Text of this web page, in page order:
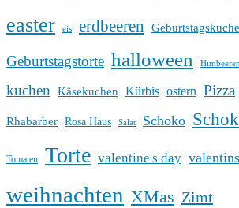
easter eis erdbeeren
Geburtstagstorte halloween Himbeeren
kuchen Käsekuchen Kürbis ostern Pizza
Rhabarber Rosa Haus Salat Schoko
Tomaten Torte valentine's day
weihnachten XMas Zimt